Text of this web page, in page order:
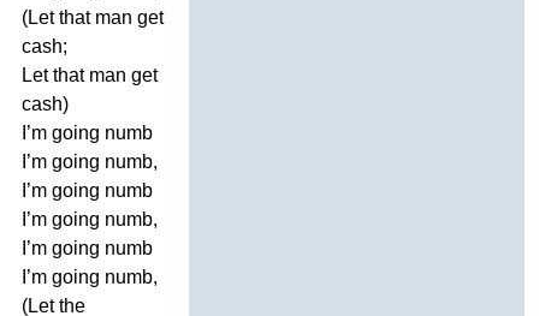
(Let that man get
cash;
Let that man get
cash)
’m going numb
’m going numb,
’m going numb
’m going numb,
’m going numb
’m going numb,
(Let the